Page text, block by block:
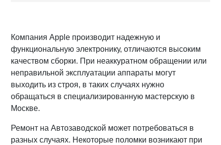
Компания Apple производит надежную и
функциональную электронику, отличаются высоким
качеством сборки. При неаккуратном обращении или
неправильной эксплуатации аппараты могут
выходить из строя, в таких случаях нужно
обращаться в специализированную мастерскую в
Москве.
Ремонт на Автозаводской может потребоваться в
разных случаях. Некоторые поломки возникают при